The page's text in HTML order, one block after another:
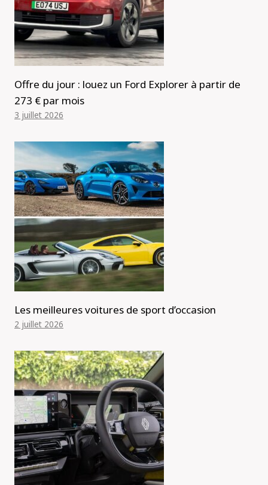
Offre du jour : louez un Ford Explorer à partir de
273 € par mois
3 juillet 2026
Les meilleures voitures de sport d’occasion
2 juillet 2026